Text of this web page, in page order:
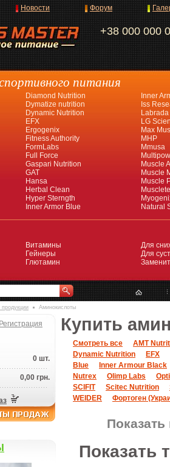
+38 000 000
Новости Форум
питания
Diamond Nutrition
Dymatize nutrition
Dynamic Nutrition
EFX
Ergogenix
Fitness Authority
FormLabs
Full Force
Gaspari Nutrition
GAT
Hansa
Herbal Clean
Hyper Sterngth
Inner Armor Blue
Inner
Iss
Labrada
LG
Max
MHP
Mmusa
Muscle
Muscle
Muscle
Natural
Витамины
Гейнеры
Глютамин
Для
Для
продукции Аминокислоты
Регистрация
0 шт.
0,00 грн.
Купить
Смотреть все
AMT
Dynamic Nutrition
EFX
Blue
Inner Armour Black
Nutrex
Olimp Labs
SCIFIT
Scitec Nutrition
WEIDER
Фортоген
Показать